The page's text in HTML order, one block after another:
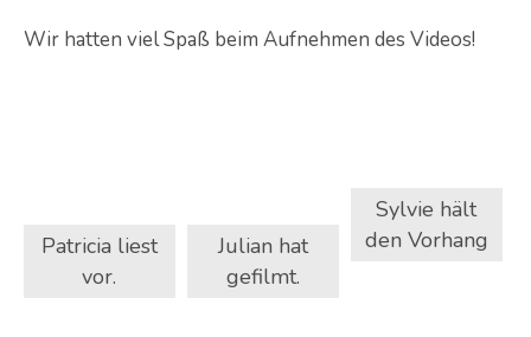
Wir hatten viel Spaß beim Aufnehmen des Videos!
Patricia liest
vor.
Julian hat
gefilmt.
Sylvie hält
den Vorhang